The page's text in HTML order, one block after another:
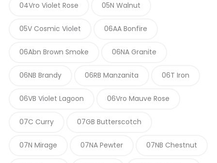
04Vro Violet Rose 05N Walnut
05V Cosmic Violet 06AA Bonfire
06Abn Brown Smoke 06NA Granite
06NB Brandy 06RB Manzanita 06T Iron
06VB Violet Lagoon 06Vro Mauve Rose
07C Curry 07GB Butterscotch
07N Mirage 07NA Pewter 07NB Chestnut